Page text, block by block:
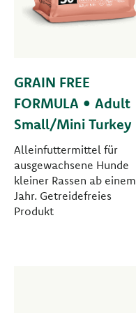
GRAIN FREE
FORMULA • Adult
Small/Mini Turkey
Alleinfuttermittel für
ausgewachsene Hunde
kleiner Rassen ab einem
Jahr. Getreidefreies
Produkt